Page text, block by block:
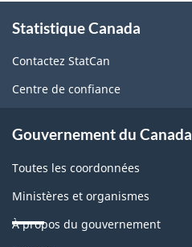
propos
de
ce
Statistique Canada
Contactez StatCan
Centre de confiance
Gouvernement du Canada
Toutes les coordonnées
Ministères et organismes
À propos du gouvernement